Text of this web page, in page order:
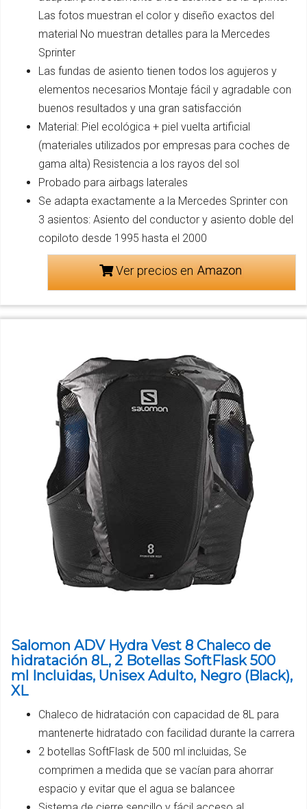
Las fotos muestran el color y diseño exactos del
material No muestran detalles para la Mercedes
Sprinter
Las fundas de asiento tienen todos los agujeros y
elementos necesarios Montaje fácil y agradable con
buenos resultados y una gran satisfacción
Material: Piel ecológica + piel vuelta artificial
(materiales utilizados por empresas para coches de
gama alta) Resistencia a los rayos del sol
Probado para airbags laterales
Se adapta exactamente a la Mercedes Sprinter con
3 asientos: Asiento del conductor y asiento doble del
copiloto desde 1995 hasta el 2000
Ver precios en
Salomon ADV Hydra Vest 8 Chaleco de
hidratación 8L, 2 Botellas SoftFlask 500
ml Incluidas, Unisex Adulto, Negro (Black),
XL
Chaleco de hidratación con capacidad de 8L para
mantenerte hidratado con facilidad durante la carrera
2 botellas SoftFlask de 500 ml incluidas, Se
comprimen a medida que se vacían para ahorrar
espacio y evitar que el agua se balancee